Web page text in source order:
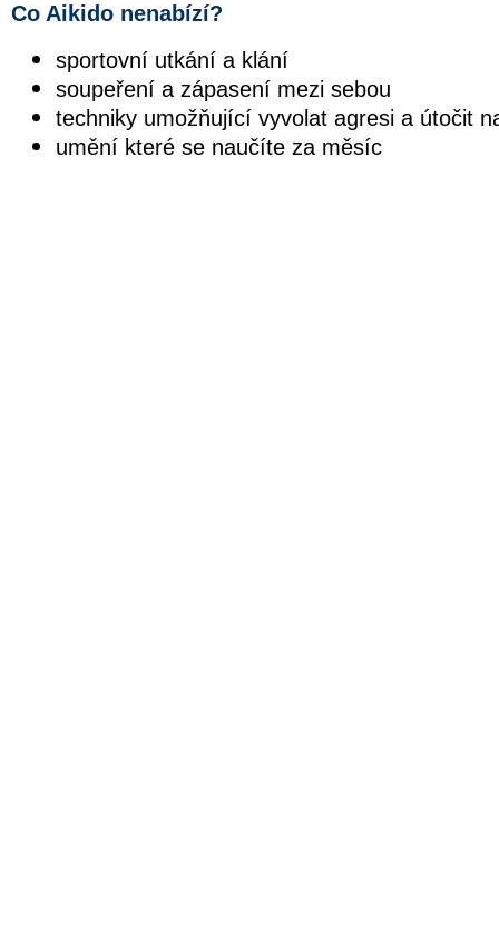
Co Aikido nenabízí?
sportovní utkání a klání
soupeření a zápasení mezi sebou
techniky umožňující vyvolat agresi a útočit
umění které se naučíte za měsíc